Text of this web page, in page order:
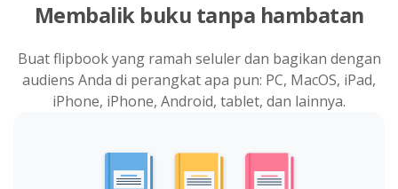
Membalik buku tanpa hambatan
Buat flipbook yang ramah seluler dan bagikan dengan
audiens Anda di perangkat apa pun: PC, MacOS, iPad,
iPhone, iPhone, Android, tablet, dan lainnya.